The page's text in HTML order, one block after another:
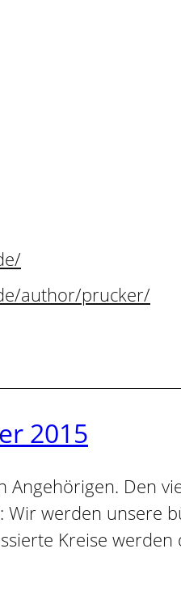
author/prucker/
2015
Den
werden unsere
Kreise